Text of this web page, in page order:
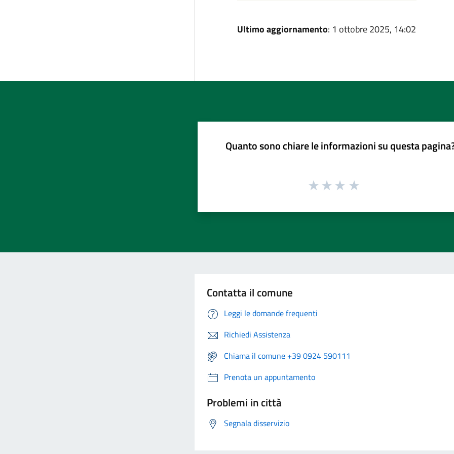
Ultimo aggiornamento: 1 ottobre 2025, 14:02
Quanto sono chiare le informazioni su questa
Contatta il comune
Leggi le domande frequenti
Richiedi Assistenza
Chiama il comune +39 0924 590111
Prenota un appuntamento
Problemi in città
Segnala disservizio